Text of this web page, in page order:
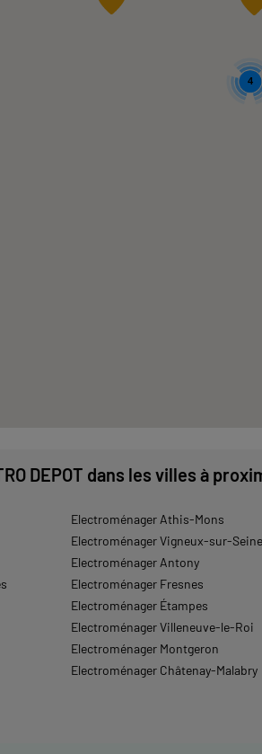
4
DEPOT dans les villes à
Electroménager Athis-Mons
Electroménager Vigneux-sur-Seine
Electroménager Antony
Electroménager Fresnes
Electroménager Étampes
Electroménager Villeneuve-le-Roi
Electroménager Montgeron
Electroménager Châtenay-Malabry